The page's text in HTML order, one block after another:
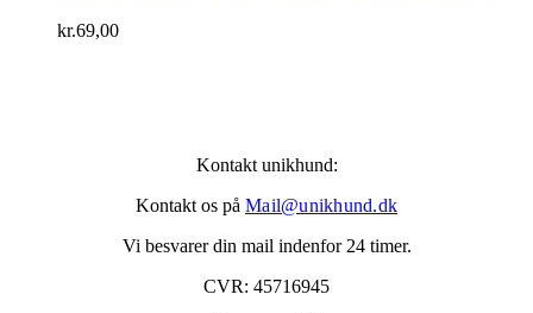
kr.69,00
Kontakt unikhund:
Kontakt os på Mail@unikhund.dk
Vi besvarer din mail indenfor 24 timer.
CVR: 45716945